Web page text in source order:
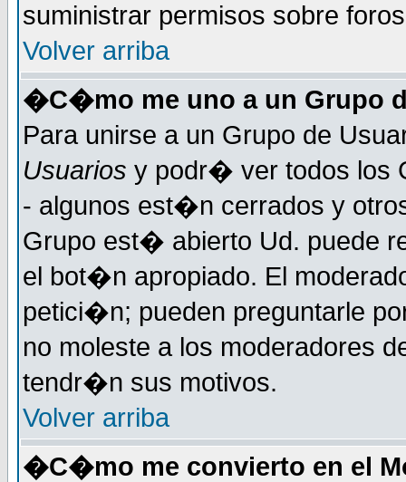
suministrar permisos sobre
Volver arriba
�C�mo me uno a un Grupo
Para unirse a un Grupo de
Usuarios y podr� ver todos los
- algunos est�n cerrados y
Grupo est� abierto Ud. puede
el bot�n apropiado. El
petici�n; pueden preguntarle
no moleste a los moderadores
tendr�n sus motivos.
Volver arriba
�C�mo me convierto en el